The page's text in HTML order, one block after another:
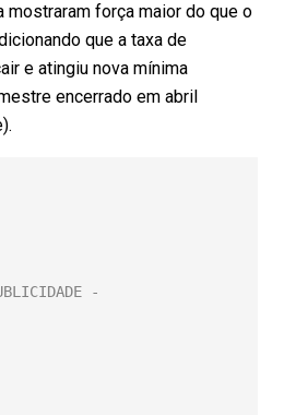
mostraram força maior do que o
que a taxa de
e atingiu nova mínima
encerrado em abril